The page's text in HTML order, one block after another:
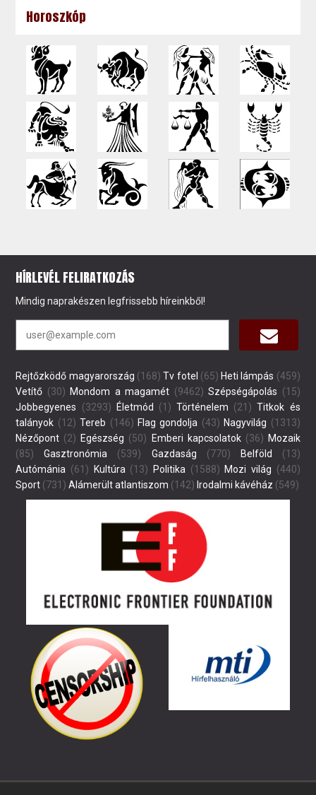
Horoszkóp
HÍRLEVÉL FELIRATKOZÁS
Mindig naprakészen legfrissebb híreinkből!
Rejtőzködő magyarország (168) Tv fotel (65) Heti lámpás (459)
Vetítő (30) Mondom a magamét (9462) Szépségápolás (15)
Jobbegyenes (3293) Életmód (1) Történelem (21) Titkok és
talányok (12) Tereb (146) Flag gondolja (43) Nagyvilág (1313)
Nézőpont (2) Egészség (50) Emberi kapcsolatok(36) Mozaik
(85)
Gasztronómia (539) Gazdaság (770) Belföld (13)
Autómánia (61) Kultúra (13) Politika (1588) Mozi világ (440)
Sport (731) Alámerült atlantiszom (142) Irodalmi kávéház (549)